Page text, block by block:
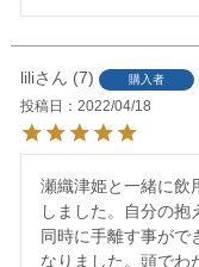
lili 7 購入者
投稿日
2022/04/18
瀬織津姫と一緒に飲
しました。自分の抱
同時に手離す事がで
なりました。頭でわ